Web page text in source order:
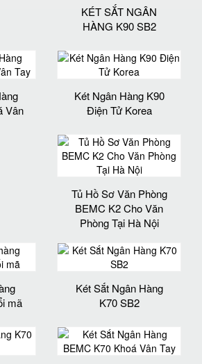
KÉT SẮT NGÂN
HÀNG K90 SB2
Vân
Két Ngân Hàng K90
Điện Tử Korea
Tủ Hồ Sơ Văn Phòng
BEMC K2 Cho Văn
Phòng Tại Hà Nội
mã
Két Sắt Ngân Hàng
K70 SB2